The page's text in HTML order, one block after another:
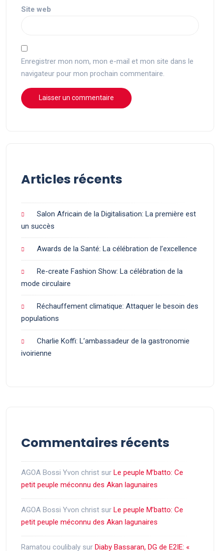
Site web
Enregistrer mon nom, mon e-mail et mon site dans le
navigateur pour mon prochain commentaire.
Articles récents
Salon Africain de la Digitalisation: La première est
un succès
Awards de la Santé: La célébration de l’excellence
Re-create Fashion Show: La célébration de la
mode circulaire
Réchauffement climatique: Attaquer le besoin des
populations
Charlie Koffi: L’ambassadeur de la gastronomie
ivoirienne
Commentaires récents
AGOA Bossi Yvon christ sur Le peuple M’batto: Ce
petit peuple méconnu des Akan lagunaires
AGOA Bossi Yvon christ sur Le peuple M’batto: Ce
petit peuple méconnu des Akan lagunaires
Ramatou coulibaly sur Diaby Bassaran, DG de E2IE: «